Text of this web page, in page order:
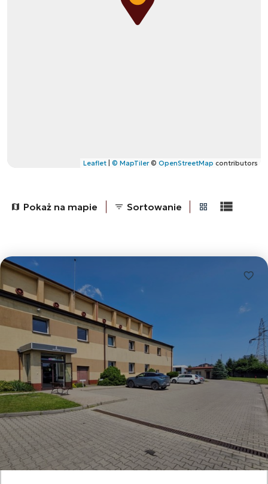
Leaflet © MapTiler© OpenStreetMap contributors
Pokaż na mapie Sortowanie
tabelalista